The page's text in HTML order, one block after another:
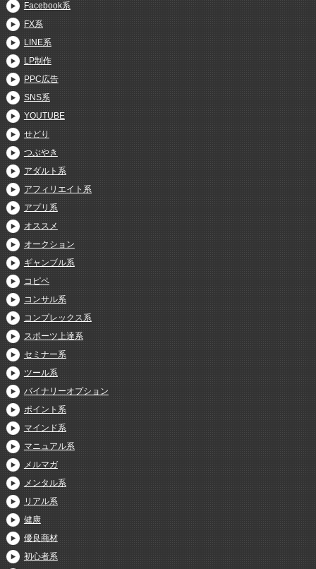
Facebook系
FX系
LINE系
LP制作
PPC広告
SNS系
YOUTUBE
せどり
つぶやき
アダルト系
アフィリエイト系
アプリ系
オススメ
オークション
ギャンブル系
コピペ
コンサル系
コンプレックス系
スポーツ上達系
セミナー系
ツール系
バイナリーオプション
ポイント系
マインド系
マニュアル系
メルマガ
メンタル系
リアル系
健康
優良商材
初心者系